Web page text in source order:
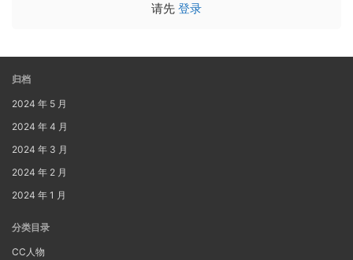
请先 登录
归档
2024 年 5 月
2024 年 4 月
2024 年 3 月
2024 年 2 月
2024 年 1 月
分类目录
CC人物